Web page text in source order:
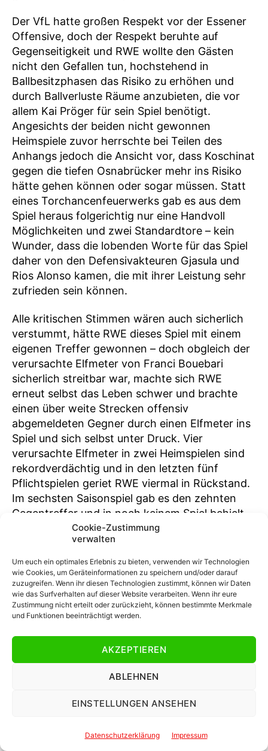
Cookie-Zustimmung
verwalten
Um euch ein optimales Erlebnis zu bieten, verwenden wir Technologien
wie Cookies, um Geräteinformationen zu speichern und/oder darauf
zuzugreifen. Wenn ihr diesen Technologien zustimmt, können wir Daten
wie das Surfverhalten auf dieser Website verarbeiten. Wenn ihr eure
Zustimmung nicht erteilt oder zurückzieht, können bestimmte Merkmale
und Funktionen beeinträchtigt werden.
AKZEPTIEREN
ABLEHNEN
EINSTELLUNGEN ANSEHEN
Datenschutzerklärung Impressum
Der VfL hatte großen Respekt vor der Essener
Offensive, doch der Respekt beruhte auf
Gegenseitigkeit und RWE wollte den Gästen
nicht den Gefallen tun, hochstehend in
Ballbesitzphasen das Risiko zu erhöhen und
durch Ballverluste Räume anzubieten, die vor
allem Kai Pröger für sein Spiel benötigt.
Angesichts der beiden nicht gewonnen
Heimspiele zuvor herrschte bei Teilen des
Anhangs jedoch die Ansicht vor, dass Koschinat
gegen die tiefen Osnabrücker mehr ins Risiko
hätte gehen können oder sogar müssen. Statt
eines Torchancenfeuerwerks gab es aus dem
Spiel heraus folgerichtig nur eine Handvoll
Möglichkeiten und zwei Standardtore – kein
Wunder, dass die lobenden Worte für das Spiel
daher von den Defensivakteuren Gjasula und
Rios Alonso kamen, die mit ihrer Leistung sehr
zufrieden sein können.
Alle kritischen Stimmen wären auch sicherlich
verstummt, hätte RWE dieses Spiel mit einem
eigenen Treffer gewonnen – doch obgleich der
verursachte Elfmeter von Franci Bouebari
sicherlich streitbar war, machte sich RWE
erneut selbst das Leben schwer und brachte
einen über weite Strecken offensiv
abgemeldeten Gegner durch einen Elfmeter ins
Spiel und sich selbst unter Druck. Vier
verursachte Elfmeter in zwei Heimspielen sind
rekordverdächtig und in den letzten fünf
Pflichtspielen geriet RWE viermal in Rückstand.
Im sechsten Saisonspiel gab es den zehnten
Gegentreffer und in noch keinem Spiel behielt
RWE die weiße Weste.
Bedenkt man zudem, dass RWE sich trotz
eigener Führung gegen 1860 München und
Havelse jeweils den finalen, sowie gegen Wehen
Wiesbaden und Jahn Regensburg den
temporären Ausgleich fing, wird deutlich, dass
zwölf selbst erzielten Treffern aktuell gar nicht
darin liegt, nach vorne zu zögerlich zu agieren,
sondern – wie noch in der erfolgreichen
dicht zu halten.